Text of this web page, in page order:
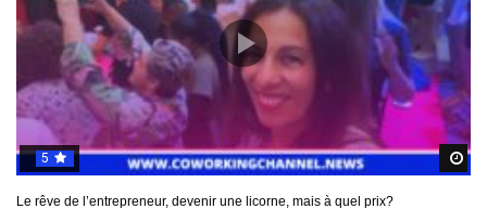
5
Le rêve de l’entrepreneur, devenir une licorne, mais à quel prix?